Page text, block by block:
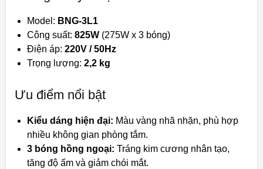
Model: BNG-3L1
Công suất: 825W (275W x 3 bóng)
Điện áp: 220V / 50Hz
Trọng lượng: 2,2 kg
Ưu điểm nổi bật
Kiểu dáng hiện đại: Màu vàng nhã nhặn, phù hợp
nhiều không gian phòng tắm.
3 bóng hồng ngoại: Tráng kim cương nhân tạo,
tăng độ ấm và giảm chói mắt.